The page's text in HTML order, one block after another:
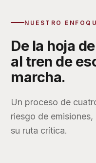
NUESTRO
De la hoja
al tren de
marcha.
Un proceso de
riesgo de
su ruta crítica.